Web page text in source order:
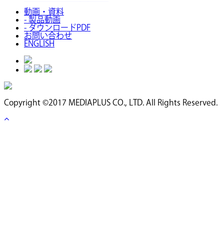
動画・資料
- 製品動画
- ダウンロードPDF
お問い合わせ
ENGLISH
Copyright ©2017 MEDIAPLUS CO., LTD. All Rights Reserved.